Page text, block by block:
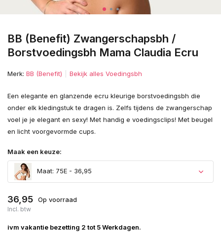
BB (Benefit) Zwangerschapsbh /
Borstvoedingsbh Mama Claudia Ecru
Merk: BB (Benefit) Bekijk alles Voedingsbh
Een elegante en glanzende ecru kleurige borstvoedingsbh die
onder elk kledingstuk te dragen is. Zelfs tijdens de zwangerschap
voel je je elegant en sexy! Met handig e voedingsclips! Met beugel
en licht voorgevormde cups.
Maak een keuze:
Maat: 75E - 36,95
36,95 Op voorraad
Incl. btw
ivm vakantie bezetting 2 tot 5 Werkdagen.